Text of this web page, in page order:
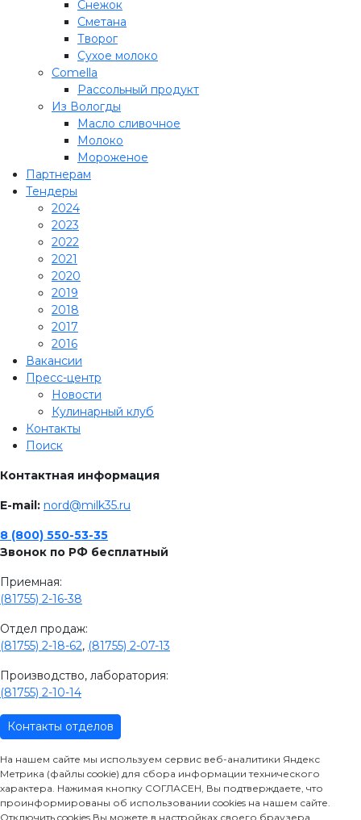
Снежок
Сметана
Творог
Сухое молоко
Comеlla
Рассольный продукт
Из Вологды
Масло сливочное
Молоко
Мороженое
Партнерам
Тендеры
2024
2023
2022
2021
2020
2019
2018
2017
2016
Вакансии
Пресс-центр
Новости
Кулинарный клуб
Контакты
Поиск
Контактная информация
E-mail: nord@milk35.ru
8 (800) 550-53-35
Звонок по РФ бесплатный
Приемная:
(81755) 2-16-38
Отдел продаж:
(81755) 2-18-62, (81755) 2-07-13
Производство, лаборатория:
(81755) 2-10-14
Контакты отделов
На нашем сайте мы используем сервис веб-аналитики Яндекс
Метрика (файлы cookie) для сбора информации технического
характера. Нажимая кнопку СОГЛАСЕН, Вы подтверждаете, что
проинформированы об использовании cookies на нашем сайте.
Отключить cookies Вы можете в настройках своего браузера.